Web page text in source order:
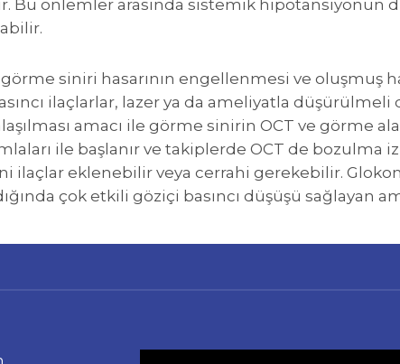
Bu önlemler arasında sistemik hipotansiyonun
siniri hasarının engellenmesi ve oluşmuş
ilaçlarlar, lazer ya da ameliyatla
amacı ile görme sinirin OCT ve görme
ile başlanır ve takiplerde OCT de bozulma
ilaçlar eklenebilir veya cerrahi gerekebilir.
çok etkili göziçi basıncı düşüşü sağlayan